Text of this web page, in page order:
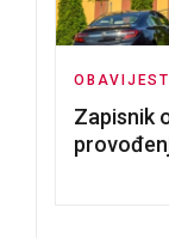
Zapisnik